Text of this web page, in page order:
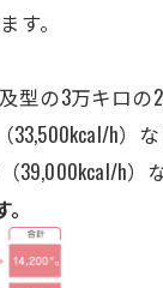
す。
の3万キロの2
33,500kcal/h）な
39,000kcal/h）